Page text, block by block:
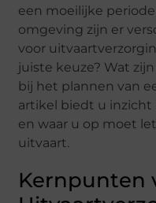
een moeilijke
omgeving zijn er
voor
juiste keuze? Wat
bij het plannen van
artikel biedt u
en waar u op moet
uitvaart.
Kernpunten